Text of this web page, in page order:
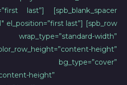
last”] [spb_blank_spacer
el_position=”first last”] [spb_row
wrap_type=”standard-width”
height”
bg_type=”cover”
height”